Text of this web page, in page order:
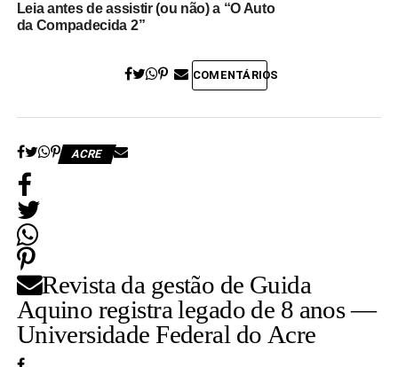
Leia antes de assistir (ou não) a “O Auto
da Compadecida 2”
COMENTÁRIOS
ACRE
Revista da gestão de Guida
Aquino registra legado de 8 anos —
Universidade Federal do Acre